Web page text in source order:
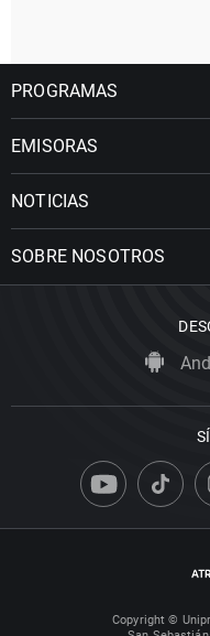
PROGRAMAS
EMISORAS
NOTICIAS
SOBRE NOSOTROS
Copyright ©